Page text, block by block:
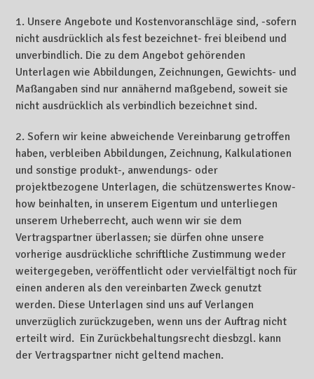
1. Unsere Angebote und Kostenvoranschläge sind, -sofern
nicht ausdrücklich als fest bezeichnet- frei bleibend und
unverbindlich. Die zu dem Angebot gehörenden
Unterlagen wie Abbildungen, Zeichnungen, Gewichts- und
Maßangaben sind nur annähernd maßgebend, soweit sie
nicht ausdrücklich als verbindlich bezeichnet sind.
2. Sofern wir keine abweichende Vereinbarung getroffen
haben, verbleiben Abbildungen, Zeichnung, Kalkulationen
und sonstige produkt-, anwendungs- oder
projektbezogene Unterlagen, die schützenswertes Know-
how beinhalten, in unserem Eigentum und unterliegen
unserem Urheberrecht, auch wenn wir sie dem
Vertragspartner überlassen; sie dürfen ohne unsere
vorherige ausdrückliche schriftliche Zustimmung weder
weitergegeben, veröffentlicht oder vervielfältigt noch für
einen anderen als den vereinbarten Zweck genutzt
werden. Diese Unterlagen sind uns auf Verlangen
unverzüglich zurückzugeben, wenn uns der Auftrag nicht
erteilt wird. Ein Zurückbehaltungsrecht diesbzgl. kann
der Vertragspartner nicht geltend machen.